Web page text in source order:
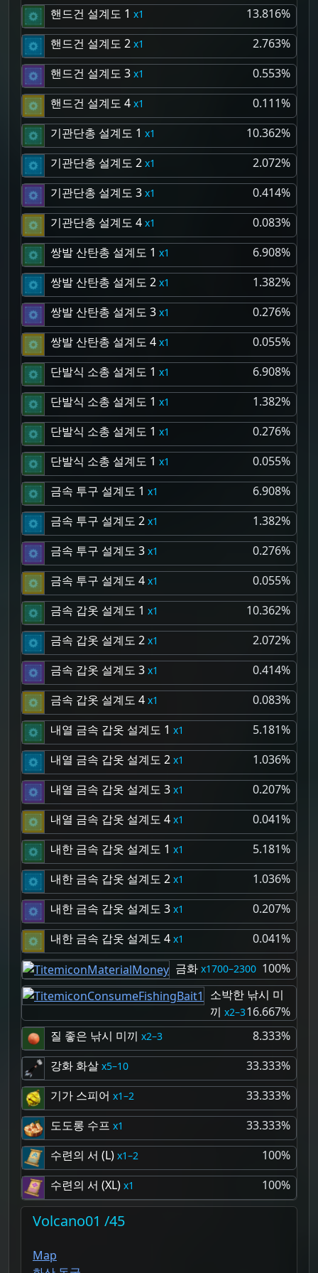
핸드건 설계도 1 1
13.816%
핸드건 설계도 2
1
2.763%
핸드건 설계도 3
1
0.553%
핸드건 설계도 4
1
0.111%
기관단총 설계도 1
1
10.362%
기관단총 설계도 2
1
2.072%
기관단총 설계도 3
1
0.414%
기관단총 설계도 4
1
0.083%
쌍발 산탄총 설계도 1
1
6.908%
쌍발 산탄총 설계도 2
1
1.382%
쌍발 산탄총 설계도 3
1
0.276%
쌍발 산탄총 설계도 4
1
0.055%
단발식 소총 설계도 1
1
6.908%
단발식 소총 설계도 1
1
1.382%
단발식 소총 설계도 1
1
0.276%
단발식 소총 설계도 1
1
0.055%
금속 투구 설계도 1
1
6.908%
금속 투구 설계도 2
1
1.382%
금속 투구 설계도 3
1
0.276%
금속 투구 설계도 4
1
0.055%
금속 갑옷 설계도 1
1
10.362%
금속 갑옷 설계도 2
1
2.072%
금속 갑옷 설계도 3
1
0.414%
금속 갑옷 설계도 4
1
0.083%
내열 금속 갑옷 설계도 1
1
5.181%
내열 금속 갑옷 설계도 2
1
1.036%
내열 금속 갑옷 설계도 3
1
0.207%
내열 금속 갑옷 설계도 4
1
0.041%
내한 금속 갑옷 설계도 1
1
5.181%
내한 금속 갑옷 설계도 2
1
1.036%
내한 금속 갑옷 설계도 3
1
0.207%
내한 금속 갑옷 설계도 4
1
0.041%
금화
1700–2300 100%
소박한 낚시 미
끼
2–316.667%
질 좋은 낚시 미끼
2–3
8.333%
강화 화살
5–10
33.333%
기가 스피어
1–2
33.333%
도도롱 수프
1
33.333%
수련의 서 (L)
1–2
100%
수련의 서 (XL)
1 100%
Volcano01 /45
Map